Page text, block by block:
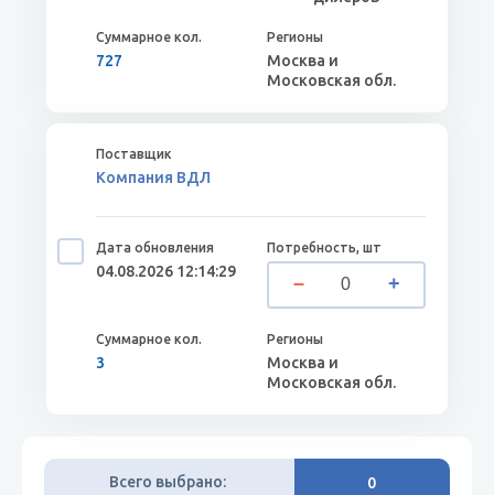
727
Москва и
Московская обл.
Компания ВДЛ
04.08.2026 12:14:29
3
Москва и
Московская обл.
Всего выбрано: 0